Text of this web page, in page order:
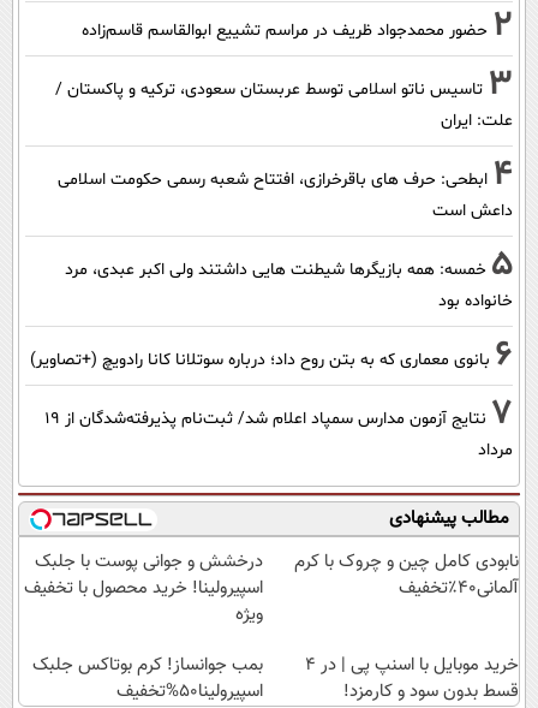
2 حضور محمدجواد ظریف در مراسم تشییع ابوالقاسم قاسم‌زاده
3 تاسیس ناتو اسلامی توسط عربستان سعودی، ترکیه و پاکستان /
علت: ایران
4 ابطحی: حرف های باقرخرازی، افتتاح شعبه رسمی حکومت اسلامی
داعش است
5 خمسه: همه بازیگرها شیطنت هایی داشتند ولی اکبر عبدی، مرد
خانواده بود
6 بانوی معماری که به بتن روح داد؛ درباره سوتلانا کانا رادویچ (+تصاویر)
7
نتایج آزمون مدارس سمپاد اعلام شد/ ثبت‌نام پذیرفته‌شدگان از ۱۹
مرداد
مطالب پیشنهادی
نابودی کامل چین و چروک با کرم
آلمانی۴۰٪تخفیف
درخشش و جوانی پوست با جلبک
اسپیرولینا! خرید محصول با تخفیف
ویژه
خرید موبایل با اسنپ پی | در ۴
قسط بدون سود و کارمزد!
بمب جوانساز! کرم بوتاکس جلبک
اسپیرولینا50%تخفیف